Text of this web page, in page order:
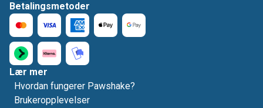
Betalingsmetoder
Lær mer
Hvordan fungerer Pawshake?
Brukeropplevelser